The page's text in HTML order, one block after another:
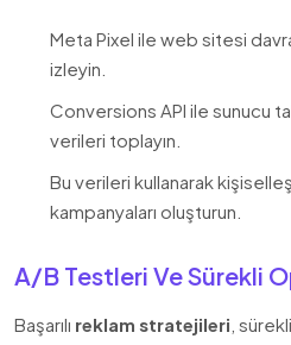
Meta Pixel ile web sitesi
izleyin.
Conversions API ile sunucu
verileri toplayın.
Bu verileri kullanarak
kampanyaları oluşturun.
A/B Testleri Ve Sürekli
Başarılı reklam stratejileri ,